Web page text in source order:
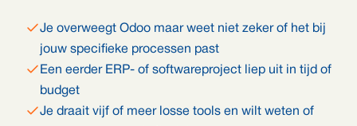
Je overweegt Odoo maar weet niet zeker of het bij
jouw specifieke processen past
Een eerder ERP- of softwareproject liep uit in tijd of
budget
Je draait vijf of meer losse tools en wilt weten of